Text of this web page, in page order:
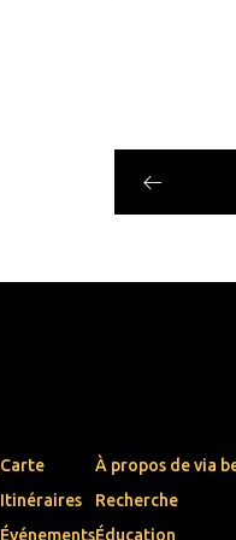
Carte
Itinéraires
Événements
À propos de via
Recherche
Éducation